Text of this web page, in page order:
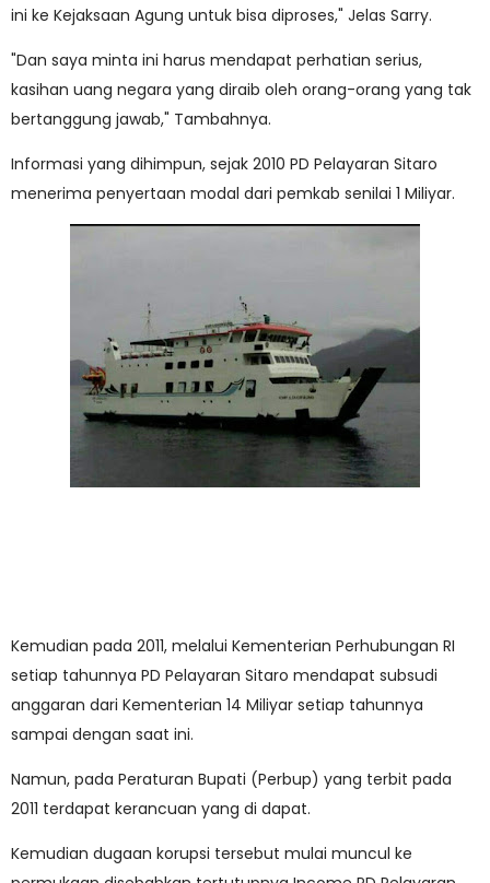
ini ke Kejaksaan Agung untuk bisa diproses," Jelas Sarry.
"Dan saya minta ini harus mendapat perhatian serius,
kasihan uang negara yang diraib oleh orang-orang yang tak
bertanggung jawab," Tambahnya.
Informasi yang dihimpun, sejak 2010 PD Pelayaran Sitaro
menerima penyertaan modal dari pemkab senilai 1 Miliyar.
Kemudian pada 2011, melalui Kementerian Perhubungan RI
setiap tahunnya PD Pelayaran Sitaro mendapat subsudi
anggaran dari Kementerian 14 Miliyar setiap tahunnya
sampai dengan saat ini.
Namun, pada Peraturan Bupati (Perbup) yang terbit pada
2011 terdapat kerancuan yang di dapat.
Kemudian dugaan korupsi tersebut mulai muncul ke